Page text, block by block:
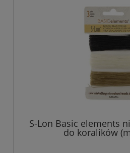
S-Lon Basic elements
do koralików